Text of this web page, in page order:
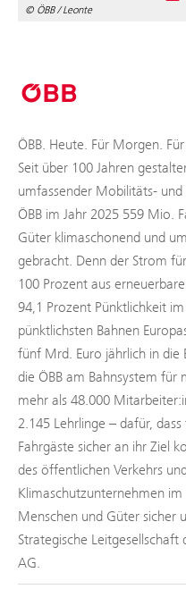
© ÖBB / Leonte
ÖBB. Heute. Für Morgen.
Seit über 100 Jahren
umfassender Mobilitäts-
ÖBB im Jahr 2025 559 Mio.
Güter klimaschonend und
gebracht. Denn der Strom
100 Prozent aus
94,1 Prozent Pünktlichkeit
pünktlichsten Bahnen
fünf Mrd. Euro jährlich in die
die ÖBB am Bahnsystem
mehr als 48.000
2.145 Lehrlinge – dafür,
Fahrgäste sicher an ihr Ziel
des öffentlichen Verkehrs
Klimaschutzunternehmen
Menschen und Güter sicher
Strategische Leitgesellschaft
AG.